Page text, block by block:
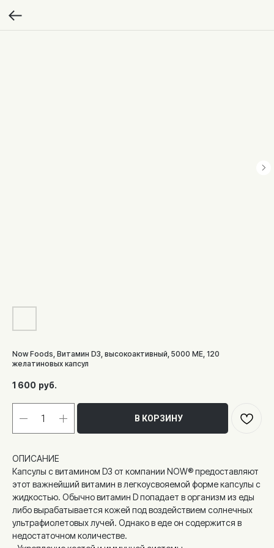
Now Foods, Витамин D3, высокоактивный, 5000 МЕ, 120
желатиновых капсул
1 600 руб.
В КОРЗИНУ
ОПИСАНИЕ
Капсулы с витамином D3 от компании NOW® предоставляют
этот важнейший витамин в легкоусвояемой форме капсулы с
жидкостью. Обычно витамин D попадает в организм из еды
либо вырабатывается кожей под воздействием солнечных
ультрафиолетовых лучей. Однако в еде он содержится в
недостаточном количестве.